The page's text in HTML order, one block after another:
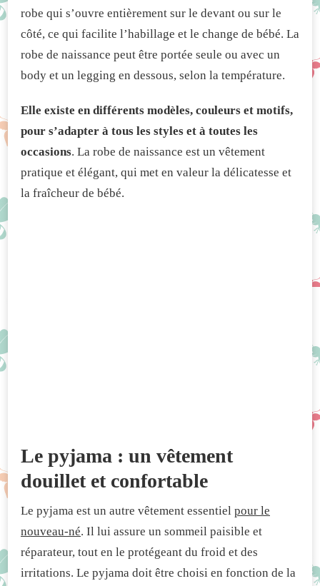
robe qui s’ouvre entièrement sur le devant ou sur le
côté, ce qui facilite l’habillage et le change de bébé. La
robe de naissance peut être portée seule ou avec un
body et un legging en dessous, selon la température.
Elle existe en différents modèles, couleurs et motifs,
pour s’adapter à tous les styles et à toutes les
occasions. La robe de naissance est un vêtement
pratique et élégant, qui met en valeur la délicatesse et
la fraîcheur de bébé.
Le pyjama : un vêtement
douillet et confortable
Le pyjama est un autre vêtement essentiel pour le
nouveau-né. Il lui assure un sommeil paisible et
réparateur, tout en le protégeant du froid et des
irritations. Le pyjama doit être choisi en fonction de la